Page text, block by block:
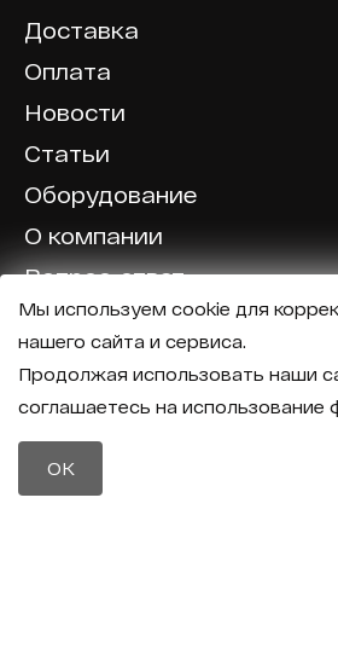
Доставка
Оплата
Новости
Статьи
Оборудование
О компании
Вопрос-ответ
Отзывы
Политика конфиденциальности
8 (800) 600-40-37
Мы используем cookie для
нашего сайта и сервиса.
Продолжая использовать наши
соглашаетесь на использование
OK